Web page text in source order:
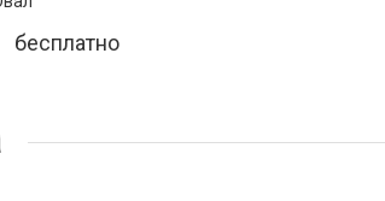
бесплатно